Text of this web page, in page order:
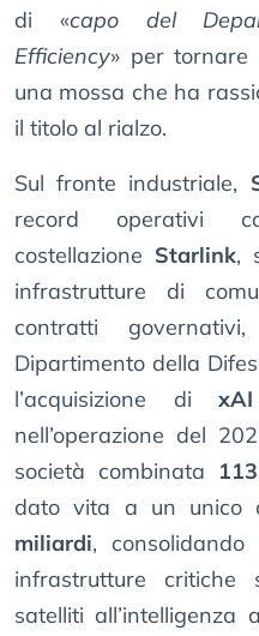
di «capo del
Efficiency» per tornare
una mossa che ha
il titolo al rialzo.
Sul fronte industriale,
record operativi
costellazione Starlink,
infrastrutture di
contratti
Dipartimento della
l’acquisizione dixAI
nell’operazione del
società combinata
dato vita a un unico
miliardi,
infrastrutture
satelliti all’intelligenza